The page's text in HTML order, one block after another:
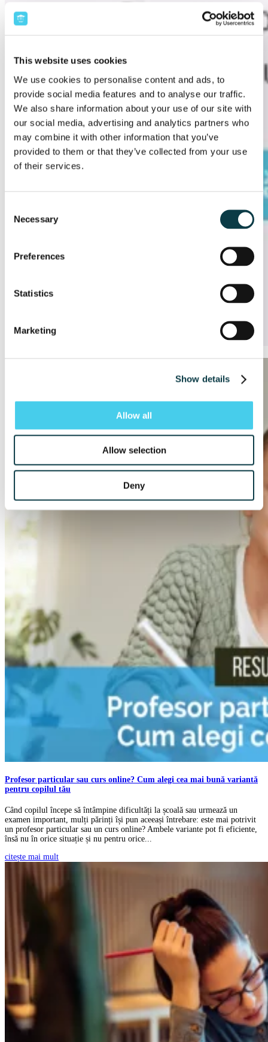
This website uses cookies
We use cookies to personalise content and ads, to
provide social media features and to analyse our traffic.
We also share information about your use of our site with
our social media, advertising and analytics partners who
may combine it with other information that you’ve
provided to them or that they’ve collected from your use
of their services.
Selection
Necessary
Preferences
Statistics
Marketing
Show details
Allow all
Allow selection
Deny
Profesor particular sau curs online? Cum alegi cea mai bună variantă
pentru copilul tău
Când copilul începe să întâmpine dificultăți la școală sau urmează un
examen important, mulți părinți își pun aceeași întrebare: este mai potrivit
un profesor particular sau un curs online? Ambele variante pot fi eficiente,
însă nu în orice situație și nu pentru orice...
citește mai mult